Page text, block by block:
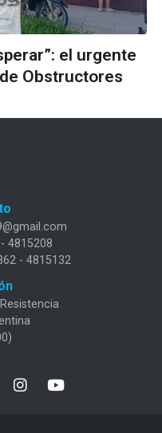
el urgente
Obstructores
4815208
- 4815132